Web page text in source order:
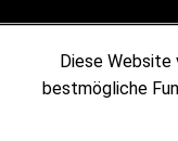
Diese Website
bestmögliche